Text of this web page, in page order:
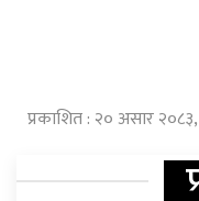
प्रकाशित : २० असार